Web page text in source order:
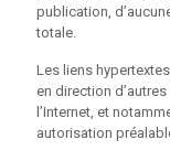
publication,
totale.
Les liens
en direction
l’Internet, et
autorisation